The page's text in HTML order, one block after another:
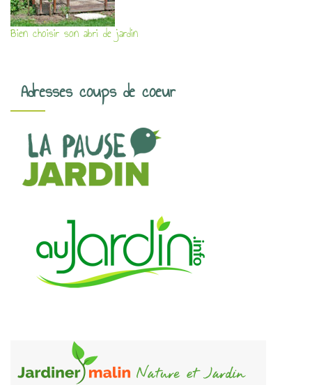
Bien choisir son abri de jardin
Adresses coups de coeur